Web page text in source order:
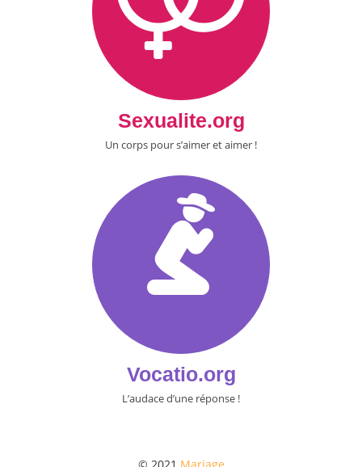
Sexualite.org
Un corps pour s’aimer et aimer !
Vocatio.org
L’audace d’une réponse !